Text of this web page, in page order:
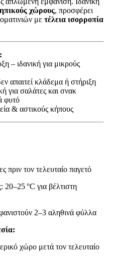
χώρους, προσφέρει
με τέλεια ισορροπία
– ιδανική για μικρούς
απαιτεί κλάδεμα ή στήριξη
για σαλάτες και σνακ
φυτό
& αστικούς κήπους
πριν τον τελευταίο παγετό
°C για βέλτιστη
2–3 αληθινά φύλλα
χώρο μετά τον τελευταίο